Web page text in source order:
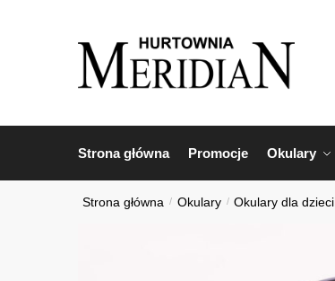
Strona główna Promocje Okulary
Strona główna / Okulary / Okulary dla dzieci